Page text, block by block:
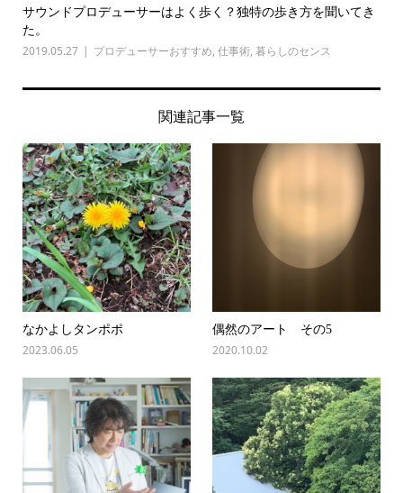
サウンドプロデューサーはよく歩く？独特の歩き方を聞いてき
た。
2019.05.27 プロデューサーおすすめ, 仕事術, 暮らしのセンス
関連記事一覧
なかよしタンポポ
2023.06.05
偶然のアート その5
2020.10.02